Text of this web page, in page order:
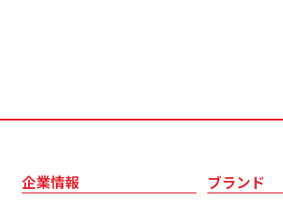
企業情報 ブランド